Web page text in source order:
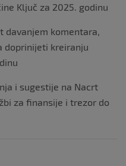
Ključ za 2025. godinu
davanjem komentara,
doprinijeti kreiranju
i sugestije na Nacrt
za finansije i trezor do